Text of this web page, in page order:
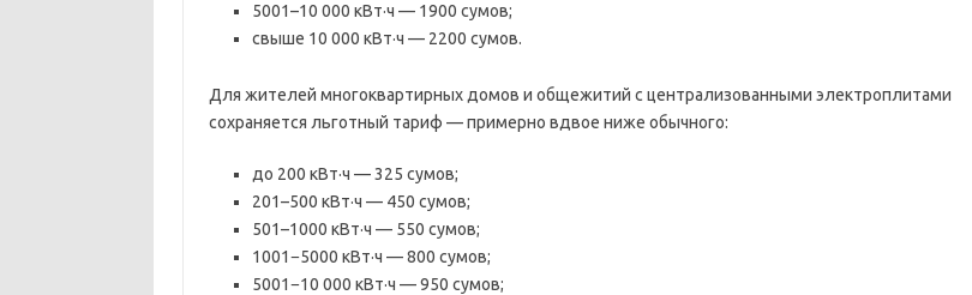
5001–10 000 кВт·ч — 1900 сумов;
свыше 10 000 кВт·ч — 2200 сумов.
Для жителей многоквартирных домов и общежитий с централизованными электроплитами
сохраняется льготный тариф — примерно вдвое ниже обычного:
до 200 кВт·ч — 325 сумов;
201–500 кВт·ч — 450 сумов;
501–1000 кВт·ч — 550 сумов;
1001−5000 кВт·ч — 800 сумов;
5001−10 000 кВт·ч — 950 сумов;